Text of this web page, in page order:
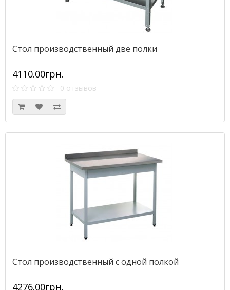
Стол производственный две полки
4110.00грн.
0 отзывов
Стол производственный с одной полкой
4276.00грн.